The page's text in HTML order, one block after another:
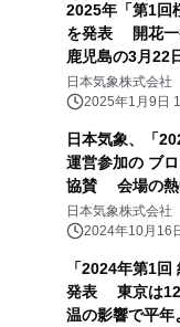
2025年「第1回
を発表 開花一
鹿児島の3月
並みの開花で、
見込み
日本気象株式会社
2025年1月9日
日本気象、「
運営参加の ブ
協賛 会場の熱
監視をはじめ、
日本気象株式会社
2024年10月16
「2024年第1回
発表 東京は12
温の影響で平年